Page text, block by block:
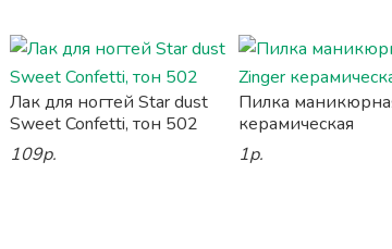
Лак для ногтей Star dust
Sweet Confetti, тон 502
109р.
Пилка
керамическая
1р.